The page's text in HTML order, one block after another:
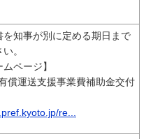
を知事が別に定める期日まで
。
ページ】
償運送支援事業費補助金交付
re...